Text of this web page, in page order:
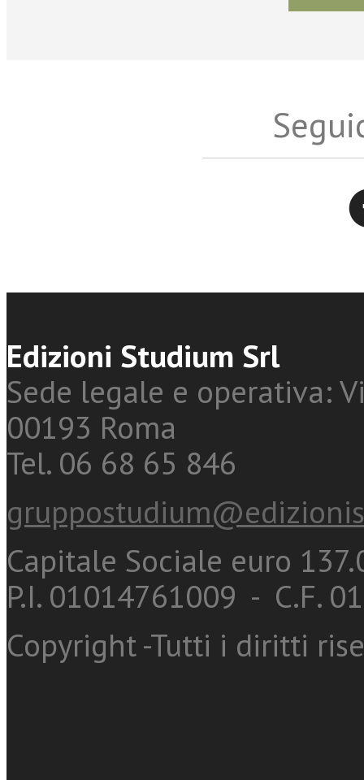
Edizioni Studium Srl
Sede legale e operativa:
00193 Roma
Tel. 06 68 65 846
Capitale Sociale euro
P.I. 01014761009 - C.F.
Copyright -Tutti i diritti